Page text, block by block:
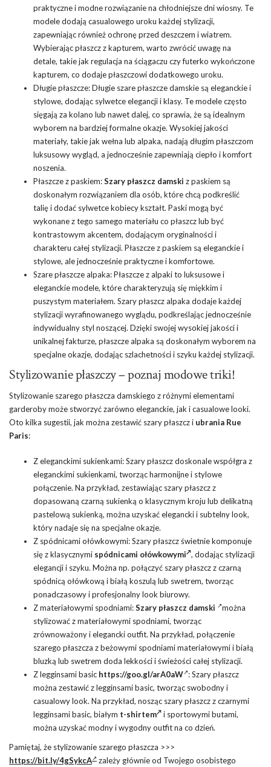
praktyczne i modne rozwiązanie na chłodniejsze dni wiosny. Te
modele dodają casualowego uroku każdej stylizacji,
zapewniając również ochronę przed deszczem i wiatrem.
Wybierając płaszcz z kapturem, warto zwrócić uwagę na
detale, takie jak regulacja na ściągaczu czy futerko wykończone
kapturem, co dodaje płaszczowi dodatkowego uroku.
Długie płaszcze: Długie szare płaszcze damskie są eleganckie i
stylowe, dodając sylwetce elegancji i klasy. Te modele często
sięgają za kolano lub nawet dalej, co sprawia, że są idealnym
wyborem na bardziej formalne okazje. Wysokiej jakości
materiały, takie jak wełna lub alpaka, nadają długim płaszczom
luksusowy wygląd, a jednocześnie zapewniają ciepło i komfort
noszenia.
Płaszcze z paskiem:Szary płaszcz damski z paskiem są
doskonałym rozwiązaniem dla osób, które chcą podkreślić
talię i dodać sylwetce kobiecy kształt. Paski mogą być
wykonane z tego samego materiału co płaszcz lub być
kontrastowym akcentem, dodającym oryginalności i
charakteru całej stylizacji. Płaszcze z paskiem są eleganckie i
stylowe, ale jednocześnie praktyczne i komfortowe.
Szare płaszcze alpaka: Płaszcze z alpaki to luksusowe i
eleganckie modele, które charakteryzują się miękkim i
puszystym materiałem. Szary płaszcz alpaka dodaje każdej
stylizacji wyrafinowanego wyglądu, podkreślając jednocześnie
indywidualny styl noszącej. Dzięki swojej wysokiej jakości i
unikalnej fakturze, płaszcze alpaka są doskonałym wyborem na
specjalne okazje, dodając szlachetności i szyku każdej stylizacji.
Stylizowanie płaszczy – poznaj modowe triki!
Stylizowanie szarego płaszcza damskiego z różnymi elementami
garderoby może stworzyć zarówno eleganckie, jak i casualowe looki.
Oto kilka sugestii, jak można zestawić szary płaszcz i ubrania Rue
Paris:
Z eleganckimi sukienkami: Szary płaszcz doskonale współgra z
eleganckimi sukienkami, tworząc harmonijne i stylowe
połączenie. Na przykład, zestawiając szary płaszcz z
dopasowaną czarną sukienką o klasycznym kroju lub delikatną
pastelową sukienką, można uzyskać elegancki i subtelny look,
który nadaje się na specjalne okazje.
Z spódnicami ołówkowymi: Szary płaszcz świetnie komponuje
się z klasycznymi spódnicami ołówkowymi , dodając stylizacji
elegancji i szyku. Można np. połączyć szary płaszcz z czarną
spódnicą ołówkową i białą koszulą lub swetrem, tworząc
ponadczasowy i profesjonalny look biurowy.
Z materiałowymi spodniami:Szary płaszcz damski
można
stylizować z materiałowymi spodniami, tworząc
zrównoważony i elegancki outfit. Na przykład, połączenie
szarego płaszcza z beżowymi spodniami materiałowymi i białą
bluzką lub swetrem doda lekkości i świeżości całej stylizacji.
Z legginsami basic https://goo.gl/arA0aW : Szary płaszcz
można zestawić z legginsami basic, tworząc swobodny i
casualowy look. Na przykład, nosząc szary płaszcz z czarnymi
legginsami basic, białym t-shirtem
i sportowymi butami,
można uzyskać modny i wygodny outfit na co dzień.
Pamiętaj, że stylizowanie szarego płaszcza >>>
https://bit.ly/4gSykcA
zależy głównie od Twojego osobistego